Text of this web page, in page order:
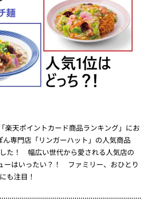
楽天ポイントカード商品ランキング」にお
ん専門店「リンガーハット」の人気商品
た！ 幅広い世代から愛される人気店の
ーはいったい？！ ファミリー、おひとり
も注目！